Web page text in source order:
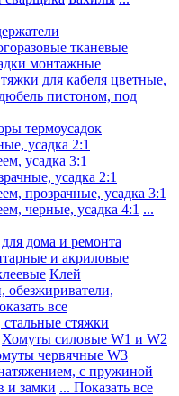
тканевые
монтажные
для кабеля цветные,
пистоном, под
термоусадок
усадка 2:1
усадка 3:1
усадка 2:1
прозрачные, усадка 3:1
черные, усадка 4:1 ...
дома и ремонта
и акриловые
Клей
обезжириватели,
все
стяжки
Хомуты силовые W1 и W2
червячные W3
с пружиной
и замки ... Показать все